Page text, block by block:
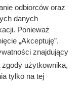
dzieje
i
odbiorców oraz
danych
Ponieważ
„Akceptuję”.
znajdujący
użytkownika,
tylko na tej